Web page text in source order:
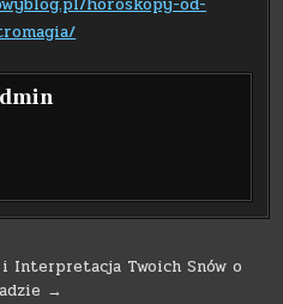
Interpretacja Twoich Snów o
→